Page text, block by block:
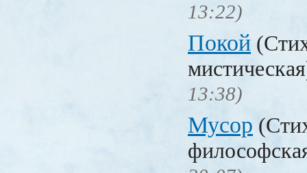
13:22)
Покой
13:38)
Мусор